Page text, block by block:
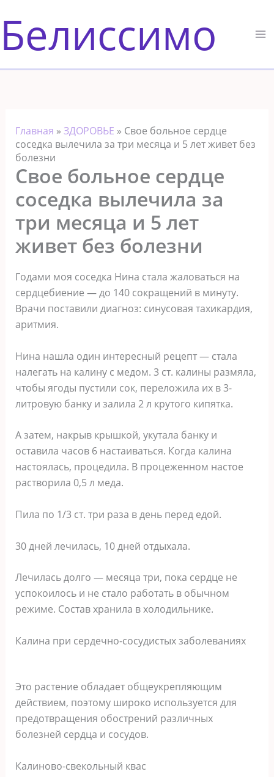
к
содержимому
Белиссимо
Главная » ЗДОРОВЬЕ » Свое больное сердце
соседка вылечила за три месяца и 5 лет живет без
болезни
Свое больное сердце
соседка вылечила за
три месяца и 5 лет
живет без болезни
Годами моя соседка Нина стала жаловаться на
сердцебиение — до 140 сокращений в минуту.
Врачи поставили диагноз: синусовая тахикардия,
аритмия.
Нина нашла один интересный рецепт — стала
налегать на калину с медом. 3 ст. калины размяла,
чтобы ягоды пустили сок, переложила их в 3-
литровую банку и залила 2 л крутого кипятка.
А затем, накрыв крышкой, укутала банку и
оставила часов 6 настаиваться. Когда калина
настоялась, процедила. В процеженном настое
растворила 0,5 л меда.
Пила по 1/3 ст. три раза в день перед едой.
30 дней лечилась, 10 дней отдыхала.
Лечилась долго — месяца три, пока сердце не
успокоилось и не стало работать в обычном
режиме. Состав хранила в холодильнике.
Калина при сердечно-сосудистых заболеваниях
Это растение обладает общеукрепляющим
действием, поэтому широко используется для
предотвращения обострений различных
болезней сердца и сосудов.
Калиново-свекольный квас